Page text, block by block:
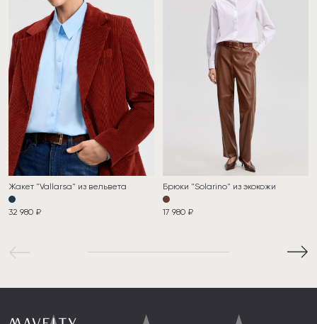
Жакет "Vallarsa" из вельвета
32 980 ₽
Брюки "Solarino" из экокожи
17 980 ₽